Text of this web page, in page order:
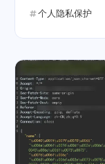
个人隐私保护